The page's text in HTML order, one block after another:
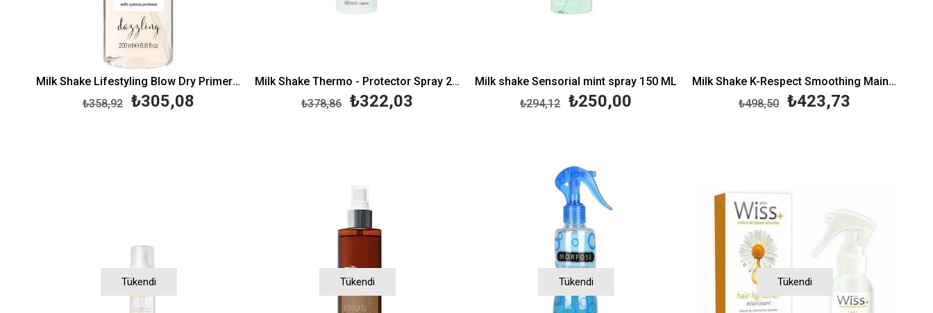
Milk Shake Lifestyling Blow Dry Primer 200 ML
₺305,08
₺358,92
Milk Shake Thermo - Protector Spray 200 ML
₺322,03
₺378,86
Milk shake Sensorial mint spray 150 ML
₺250,00
₺294,12
Milk Shake K-Respect Smoothing Maintainer Mist 150 ML
₺423,73
₺498,50
Tükendi Tükendi Tükendi Tükendi